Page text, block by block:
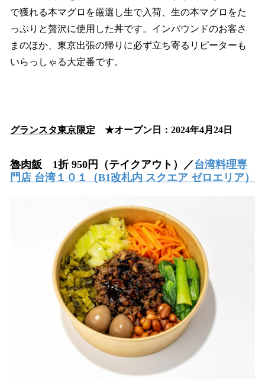
で獲れる本マグロを厳選し生で入荷、生の本マグロをた
っぷりと贅沢に使用した丼です。インバウンドのお客さ
まのほか、東京出張の帰りに必ず立ち寄るリピーターも
いらっしゃる大定番です。
グランスタ東京限定 ★オープン日：2024年4月24日
魯肉飯 1折 950円（テイクアウト）／台湾料理専
門店 台湾１０１
（B1改札内 スクエア ゼロエリア）